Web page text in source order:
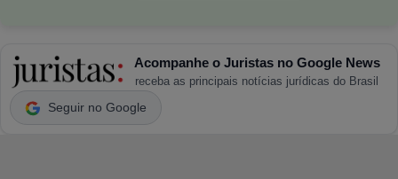
Acompanhe o Juristas no Google News
receba as principais notícias jurídicas do Brasil
Seguir no Google